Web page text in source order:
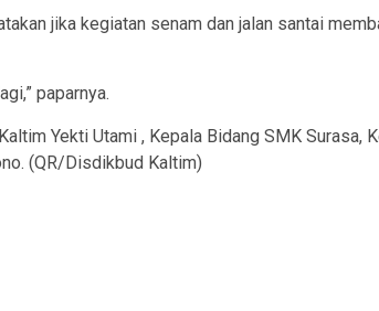
jika kegiatan senam dan jalan santai
paparnya.
Yekti Utami , Kepala Bidang SMK Surasa,
(QR/Disdikbud Kaltim)